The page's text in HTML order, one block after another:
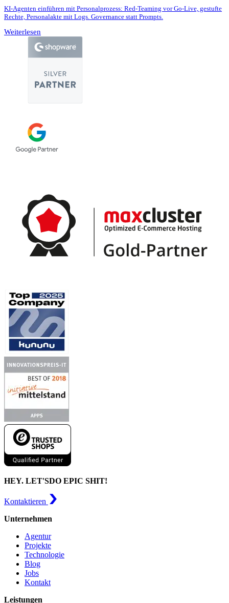
KI-Agenten einführen mit Personalprozess: Red-Teaming vor Go-Live, gestufte
Rechte, Personalakte mit Logs. Governance statt Prompts.
Weiterlesen
HEY. LET'SDO EPIC SHIT!
Kontaktieren
Unternehmen
Agentur
Projekte
Technologie
Blog
Jobs
Kontakt
Leistungen